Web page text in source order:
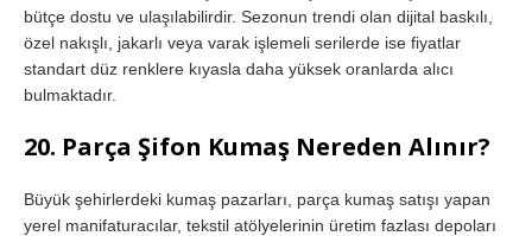
bütçe dostu ve ulaşılabilirdir. Sezonun trendi olan dijital baskılı,
özel nakışlı, jakarlı veya varak işlemeli serilerde ise fiyatlar
standart düz renklere kıyasla daha yüksek oranlarda alıcı
bulmaktadır.
20. Parça Şifon Kumaş Nereden Alınır?
Büyük şehirlerdeki kumaş pazarları, parça kumaş satışı yapan
yerel manifaturacılar, tekstil atölyelerinin üretim fazlası depoları